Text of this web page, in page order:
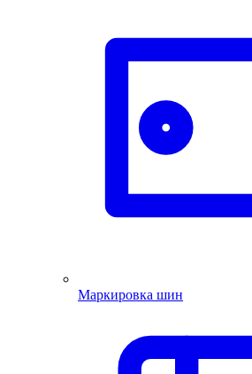
Маркировка шин